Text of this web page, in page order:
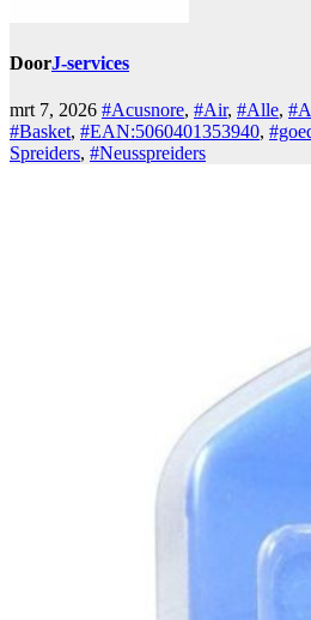
DoorJ-services
mrt 7, 2026 #Acusnore, #Air, #Alle,
#Basket, #EAN:5060401353940,
Spreiders, #Neusspreiders